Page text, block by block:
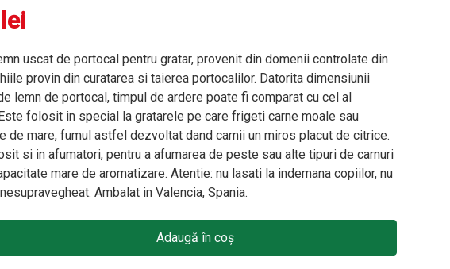
lei
uscat de portocal pentru gratar, provenit din domenii controlate din
provin din curatarea si taierea portocalilor. Datorita dimensiunii
lemn de portocal, timpul de ardere poate fi comparat cu cel al
folosit in special la gratarele pe care frigeti carne moale sau
de mare, fumul astfel dezvoltat dand carnii un miros placut de citrice.
si in afumatori, pentru a afumarea de peste sau alte tipuri de carnuri
mare de aromatizare. Atentie: nu lasati la indemana copiilor, nu
Ambalat in Valencia, Spania.
Adaugă în coș